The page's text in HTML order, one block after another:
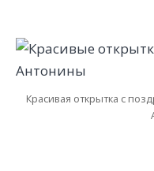
Красивая открытка с